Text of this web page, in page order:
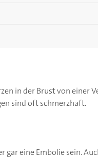
in der Brust von einer
sind oft schmerzhaft.
gar eine Embolie sein.